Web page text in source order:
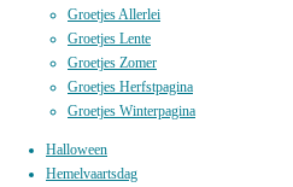
Groetjes Allerlei
Groetjes Lente
Groetjes Zomer
Groetjes Herfstpagina
Groetjes Winterpagina
Halloween
Hemelvaartsdag